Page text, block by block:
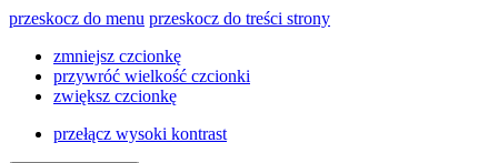
przeskocz do menu przeskocz do treści strony
zmniejsz czcionkę
przywróć wielkość czcionki
zwiększ czcionkę
przełącz wysoki kontrast